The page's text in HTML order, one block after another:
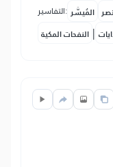
التفاسير: المُيسَّر
النفحات المكية |